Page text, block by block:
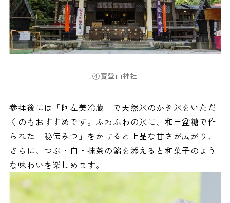
④寳登山神社
参拝後には「阿左美冷蔵」で天然氷のかき氷をいただ
くのもおすすめです。ふわふわの氷に、和三盆糖で作
られた「秘伝みつ」をかけると上品な甘さが広がり、
さらに、つぶ・白・抹茶の餡を添えると和菓子のよう
な味わいを楽しめます。